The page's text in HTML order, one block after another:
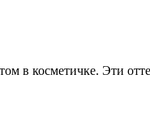
в косметичке. Эти